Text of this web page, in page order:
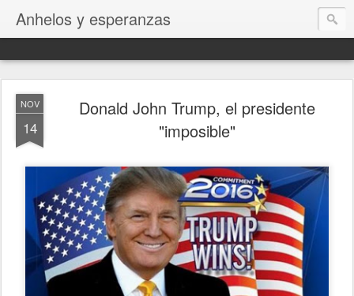
Anhelos y esperanzas
NOV
14
Donald John Trump, el presidente
"imposible"